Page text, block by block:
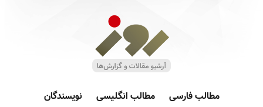
مطالب فارسی مطالب انگلیسی نویسندگان